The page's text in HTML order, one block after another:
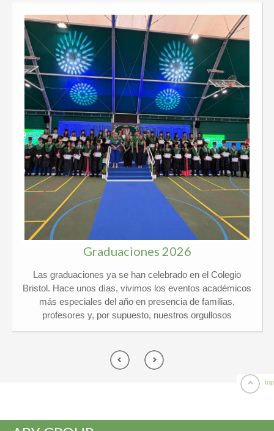
Graduaciones 2026
Las graduaciones ya se han celebrado en el Colegio
Bristol. Hace unos días, vivimos los eventos académicos
más especiales del año en presencia de familias,
profesores y, por supuesto, nuestros orgullosos
emocionante en el Colegio Privado Bristol, ¡y por partida
doble! Celebramos juntos las graduaciones de
montón de familias y profesores. ¡El ambiente no pudo
años se despidieron de Infantil listos para dar el gran salto
top